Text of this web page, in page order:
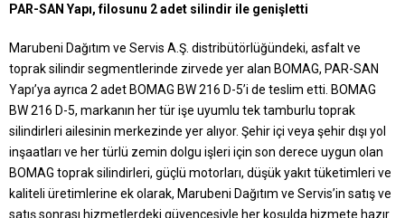
PAR-SAN Yapı, filosunu 2 adet silindir ile genişletti
Marubeni Dağıtım ve Servis A.Ş. distribütörlüğündeki, asfalt ve
toprak silindir segmentlerinde zirvede yer alan BOMAG, PAR-SAN
Yapı’ya ayrıca 2 adet BOMAG BW 216 D-5’i de teslim etti. BOMAG
BW 216 D-5, markanın her tür işe uyumlu tek tamburlu toprak
silindirleri ailesinin merkezinde yer alıyor. Şehir içi veya şehir dışı yol
inşaatları ve her türlü zemin dolgu işleri için son derece uygun olan
BOMAG toprak silindirleri, güçlü motorları, düşük yakıt tüketimleri ve
kaliteli üretimlerine ek olarak, Marubeni Dağıtım ve Servis’in satış ve
satış sonrası hizmetlerdeki güvencesiyle her koşulda hizmete hazır